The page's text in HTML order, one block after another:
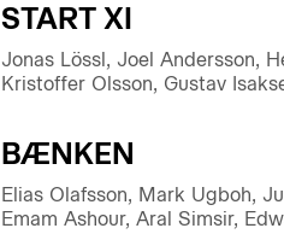
START XI
Jonas Lössl, Joel Andersson,
Kristoffer Olsson, Gustav
BÆNKEN
Elias Olafsson, Mark Ugboh,
Emam Ashour, Aral Simsir,